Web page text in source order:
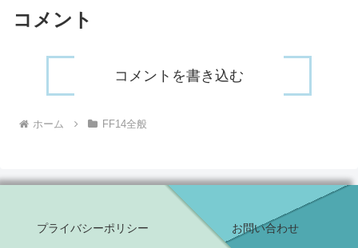
コメント
コメントを書き込む
ホーム FF14全般
プライバシーポリシー お問い合わせ